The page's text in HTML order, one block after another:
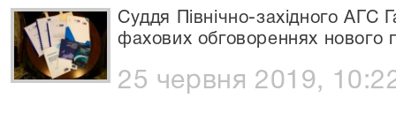
Суддя Північно-західного АГС
фахових обговореннях нового
25 червня 2019,